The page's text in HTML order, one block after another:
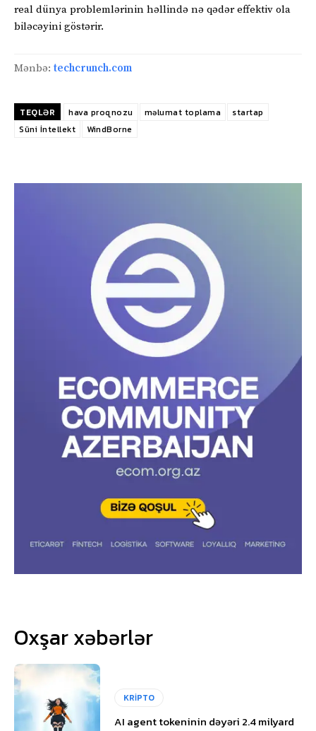
real dünya problemlərinin həllində nə qədər effektiv ola
biləcəyini göstərir.
Mənbə: techcrunch.com
TEQLƏR hava proqnozu məlumat toplama
startap
Süni İntellekt
WindBorne
Oxşar xəbərlər
KRİPTO
AI agent tokeninin dəyəri 2.4 milyard